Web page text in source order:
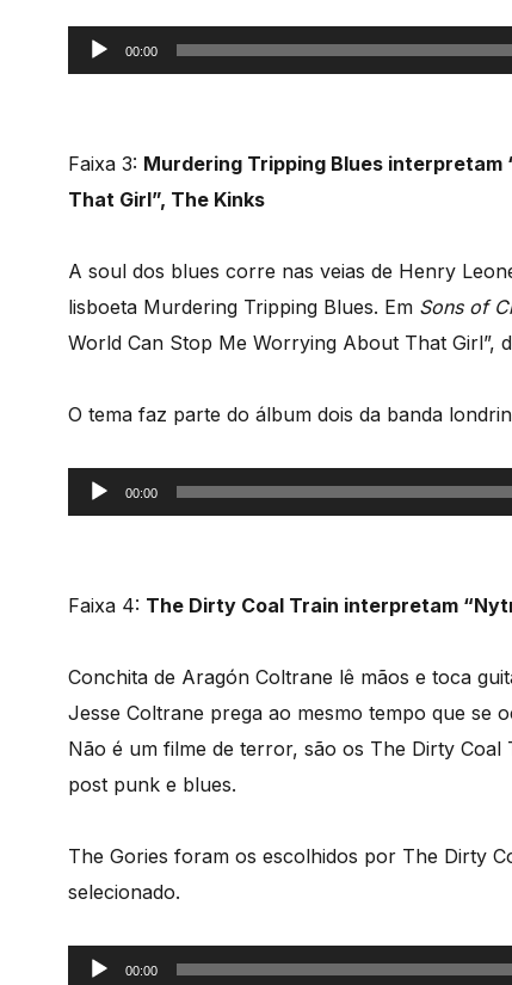
Reprodutor
de
00:00
Faixa 3: Murdering Tripping Blues interpretam
That Girl”, The Kinks
A soul dos blues corre nas veias de Henry
lisboeta Murdering Tripping Blues. Em Sons of
World Can Stop Me Worrying About That Girl”,
O tema faz parte do álbum dois da banda
Reprodutor
de
00:00
Faixa 4: The Dirty Coal Train interpretam
Conchita de Aragón Coltrane lê mãos e toca
Jesse Coltrane prega ao mesmo tempo que se
Não é um filme de terror, são os The Dirty Coal
post punk e blues.
The Gories foram os escolhidos por The Dirty
selecionado.
Reprodutor
00:00